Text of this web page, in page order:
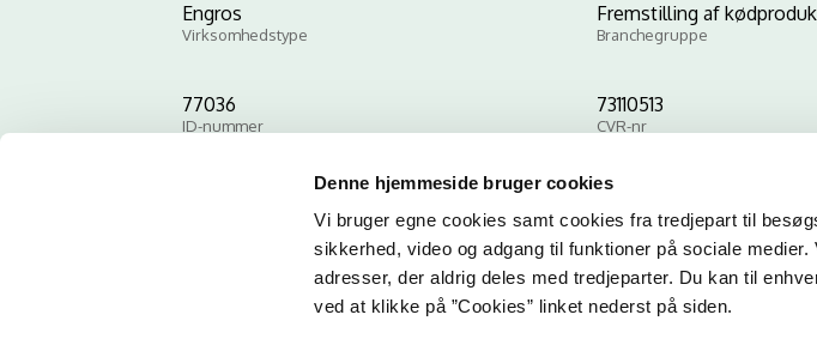
Denne hjemmeside bruger cookies
Vi bruger egne cookies samt cookies fra tredjepart til
sikkerhed, video og adgang til funktioner på sociale
adresser, der aldrig deles med tredjeparter. Du kan til
ved at klikke på ”Cookies” linket nederst på siden.
Engros
Virksomhedstype
Fremstilling af
Branchegruppe
77036
ID-nummer
73110513
CVR-nr
Kopier link til at indsætte på